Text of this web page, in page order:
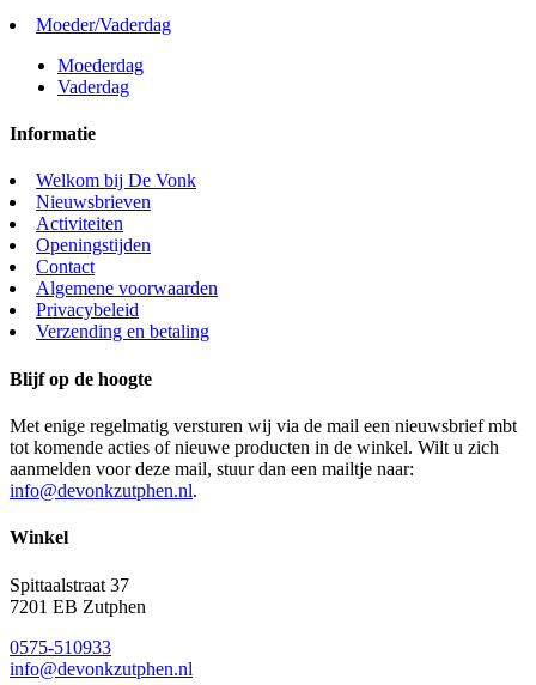
Moeder/Vaderdag
Moederdag
Vaderdag
Informatie
Welkom bij De Vonk
Nieuwsbrieven
Activiteiten
Openingstijden
Contact
Algemene voorwaarden
Privacybeleid
Verzending en betaling
Blijf op de hoogte
Met enige regelmatig versturen wij via de mail een nieuwsbrief mbt
tot komende acties of nieuwe producten in de winkel. Wilt u zich
aanmelden voor deze mail, stuur dan een mailtje naar:
info@devonkzutphen.nl.
Winkel
Spittaalstraat 37
7201 EB Zutphen
0575-510933
info@devonkzutphen.nl